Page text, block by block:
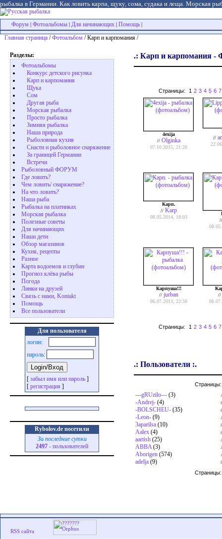
рыбалка в Германии. Как ловить карпа, щуку, сома, судака и леща. Морская
Форум Фотоальбомы Для начинающих Помощь
Главная страница /Фотоальбом / Карп и карпомания /
Разделы:
Фотоальбомы
Конкурс детского рисунка
Карп и карпомания
Щука
Сом
Другая рыба
Морская рыбалка
Просто рыбалка
Зимняя рыбалка
Наша природа
Рыболовная кухня
Снасти и рыболовное снаряжение
За границей Германии
Встречи
Рыболовный ФОРУМ
Где ловить?
Чем ловить/ снаряжение?
На что ловить?
Наша рыба
Рыбалка на платниках
Морская рыбалка
Полезные советы
Для начинающих
Наши дети
Обзор магазинов
Кухня, рецепты
Разное
Карта водоемов и глубин
Прогноз клёва рыбы
Погода
Линки на друзей
Связь с нами, Kontakt
Помощь
Все пользователи
Для пользователя
логин:
пароль:
[ забыл имя или пароль ]
[ регистрация ]
Rybolov.de посетили
За последние сутки
2497 - пользователей
.: Карп и карпомания -
Страницы: 1 2 3 4 5 6 7
4exija
// Olginka
07.10.2015, 21:20
//
Карп.
// Karp
08.05.2014, 18:03
Карпуша!!!
// jurban
06.07.2013, 22:50
//
Страницы: 1 2 3 4 5 6 7
.: Пользователи :.
---gRUzilo--- (3)
-Andrej- (4)
-BOLSCHEU- (35)
-Leon- (9)
3aparilsa (10)
Aalex (4)
aartish (25)
ABBA(3)
Aborigen (574)
adelja (9)